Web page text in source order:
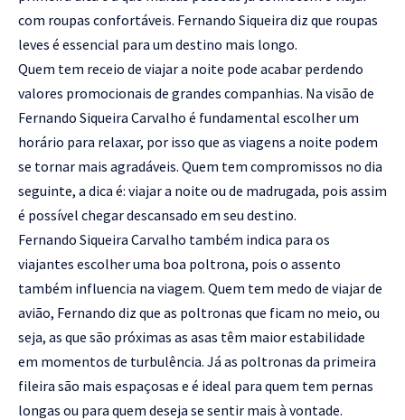
com roupas confortáveis. Fernando Siqueira diz que roupas
leves é essencial para um destino mais longo.
Quem tem receio de viajar a noite pode acabar perdendo
valores promocionais de grandes companhias. Na visão de
Fernando Siqueira Carvalho é fundamental escolher um
horário para relaxar, por isso que as viagens a noite podem
se tornar mais agradáveis. Quem tem compromissos no dia
seguinte, a dica é: viajar a noite ou de madrugada, pois assim
é possível chegar descansado em seu destino.
Fernando Siqueira Carvalho também indica para os
viajantes escolher uma boa poltrona, pois o assento
também influencia na viagem. Quem tem medo de viajar de
avião, Fernando diz que as poltronas que ficam no meio, ou
seja, as que são próximas as asas têm maior estabilidade
em momentos de turbulência. Já as poltronas da primeira
fileira são mais espaçosas e é ideal para quem tem pernas
longas ou para quem deseja se sentir mais à vontade.